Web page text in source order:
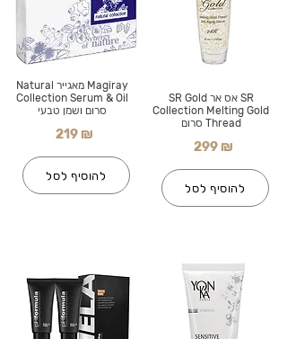
Magiray מאגייר Natural
Collection Serum & Oil
סרום ושמן טבעי
219 ₪
להוסיף לסל
SR אס אר SR Gold
Collection Melting Gold
Thread סרום
299 ₪
להוסיף לסל